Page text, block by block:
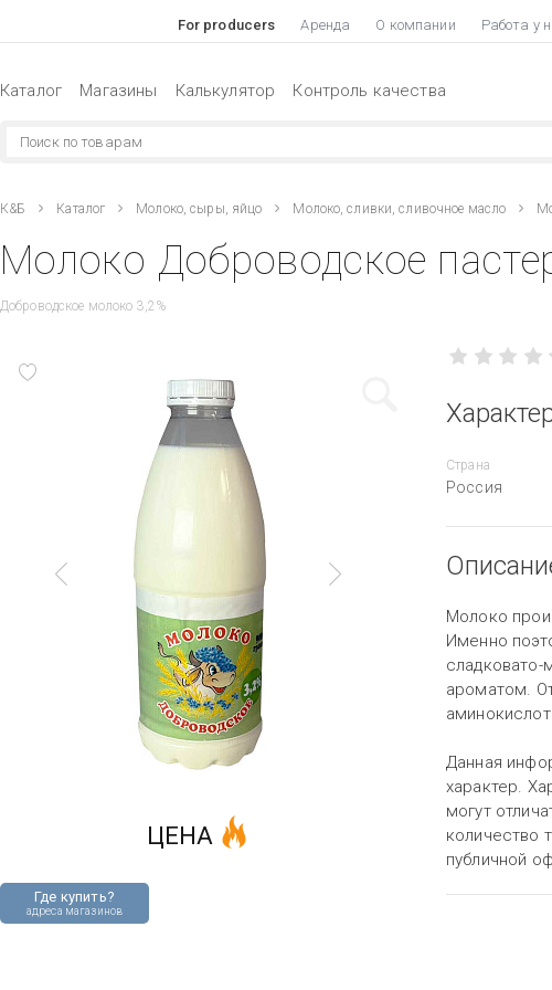
For producers Аренда О компании Работа у
Каталог Магазины Калькулятор Контроль качества
К&Б Каталог Молоко, сыры, яйцо Молоко, сливки, сливочное масло
Молоко Доброводское
Доброводское молоко 3,2%
Где купить?
адреса магазинов
ЦЕНА
Страна
Россия
Молоко
Именно
ароматом.
Данная
характер.
могут
количество
публичной